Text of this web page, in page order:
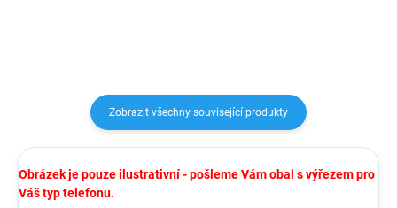
Zobrazit všechny související produkty
Obrázek je pouze ilustrativní - pošleme Vám obal s výřezem pro
Váš typ telefonu.